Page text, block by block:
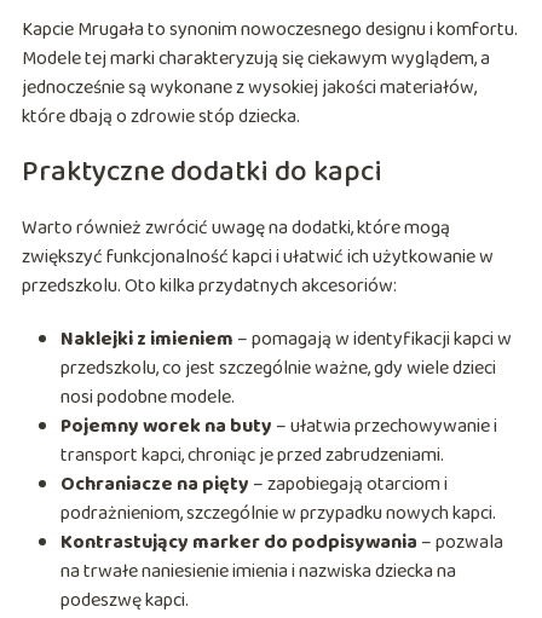
Kapcie Mrugała to synonim nowoczesnego designu i komfortu.
Modele tej marki charakteryzują się ciekawym wyglądem, a
jednocześnie są wykonane z wysokiej jakości materiałów,
które dbają o zdrowie stóp dziecka.
Praktyczne dodatki do kapci
Warto również zwrócić uwagę na dodatki, które mogą
zwiększyć funkcjonalność kapci i ułatwić ich użytkowanie w
przedszkolu. Oto kilka przydatnych akcesoriów:
Naklejki z imieniem – pomagają w identyfikacji kapci w
przedszkolu, co jest szczególnie ważne, gdy wiele dzieci
nosi podobne modele.
Pojemny worek na buty – ułatwia przechowywanie i
transport kapci, chroniąc je przed zabrudzeniami.
Ochraniacze na pięty – zapobiegają otarciom i
podrażnieniom, szczególnie w przypadku nowych kapci.
Kontrastujący marker do podpisywania – pozwala
na trwałe naniesienie imienia i nazwiska dziecka na
podeszwę kapci.